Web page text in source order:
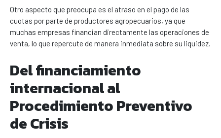
Otro aspecto que preocupa es el atraso en el pago de las
cuotas por parte de productores agropecuarios, ya que
muchas empresas financian directamente las operaciones de
venta, lo que repercute de manera inmediata sobre su liquidez.
Del financiamiento
internacional al
Procedimiento Preventivo
de Crisis